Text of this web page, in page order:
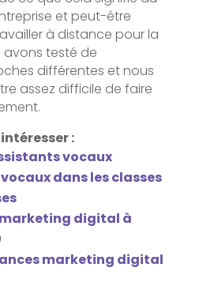
et peut-être
à distance pour la
avons testé de
différentes et nous
assez difficile de faire
:
vocaux
dans les classes
digital à
marketing digital